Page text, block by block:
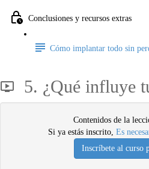
Conclusiones y recursos extras
Cómo implantar todo sin
5. ¿Qué influye
Contenidos de la
Si ya estás inscrito, Es
Inscríbete al curso